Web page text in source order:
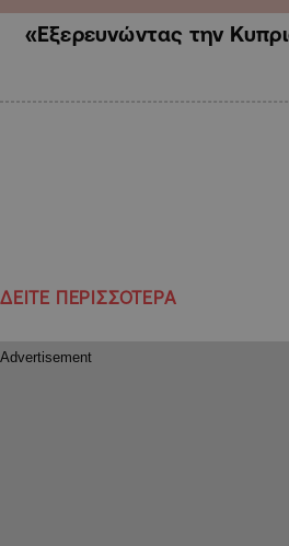
«Εξερευνώντας την
ΔΕΙΤΕ ΠΕΡΙΣΣΟΤΕΡΑ